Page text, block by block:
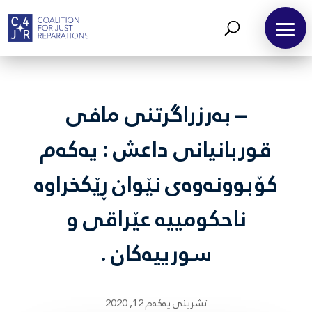
– بەرزراگرتنی مافی
قوربانیانی داعش : یەکەم
کۆبوونەوەی نێوان ڕێکخراوە
ناحکومییە عێراقی و
سورییەکان .
تشرینی یه‌كه‌م 12, 2020